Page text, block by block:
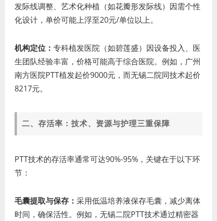
发际线调整、艺术化种植（如花瓣形发际线）因需个性
化设计，单价可能上浮至20元/单位以上。
机构定位： 专科植发医院（如碧莲盛）因设备投入、医
生团队经验丰富，价格可能高于综合医院。例如，广州
南方医院PTT植发起价9000元，而无锡二院同技术起价
8217元。
二、存活率：技术、资源与护理三重保障
PTT技术的存活率通常可达90%-95%，关键在于以下环
节：
毛囊提取与保存： 采用低温培养液保存毛囊，减少离体
时间，确保活性。例如，无锡二院PTT技术通过精密器